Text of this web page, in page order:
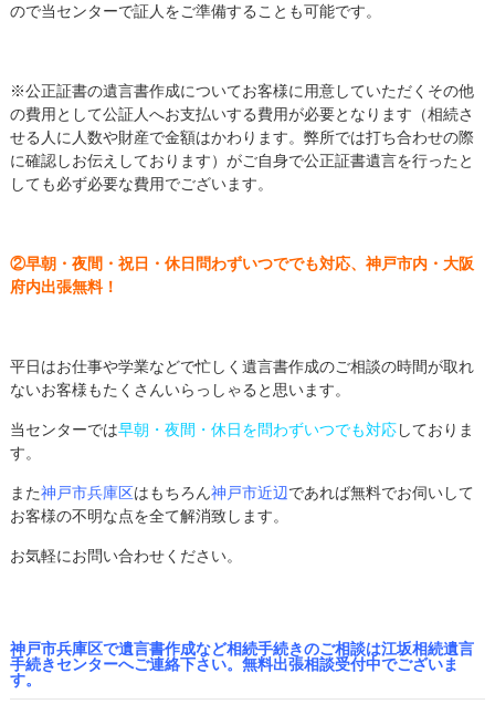
ので当センターで証人をご準備することも可能です。
※公正証書の遺言書作成についてお客様に用意していただくその他
の費用として公証人へお支払いする費用が必要となります（相続さ
せる人に人数や財産で金額はかわります。弊所では打ち合わせの際
に確認しお伝えしております）がご自身で公正証書遺言を行ったと
しても必ず必要な費用でございます。
②早朝・夜間・祝日・休日問わずいつででも対応、神戸市内・大阪
府内出張無料！
平日はお仕事や学業などで忙しく遺言書作成のご相談の時間が取れ
ないお客様もたくさんいらっしゃると思います。
当センターでは早朝・夜間・休日を問わずいつでも対応しておりま
す。
また神戸市兵庫区はもちろん神戸市近辺 であれば無料でお伺いして
お客様の不明な点を全て解消致します。
お気軽にお問い合わせください。
神戸市兵庫区で遺言書作成など相続手続きのご相談は江坂相続遺言
手続きセンターへご連絡下さい。無料出張相談受付中でございま
す。